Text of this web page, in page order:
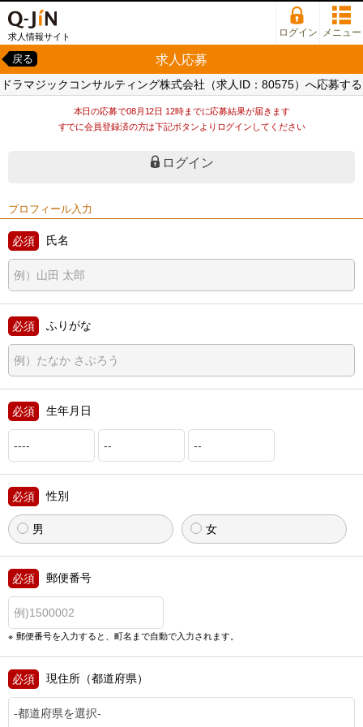
求人情報サイト ログイン メニュー
求人応募
戻る
ドラマジックコンサルティング株式会社（求人ID：80575）へ応募する
本日の応募で08月12日 12時までに応募結果が届きます
すでに会員登録済の方は下記ボタンよりログインしてください
ログイン
プロフィール入力
氏名
ふりがな
生年月日
性別
男 女
郵便番号
郵便番号を入力すると、町名まで自動で入力されます。
現住所（都道府県）